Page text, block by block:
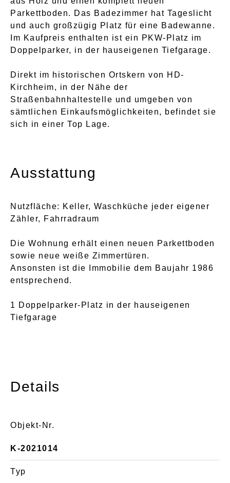
Parkettboden. Das Badezimmer hat Tageslicht
und auch großzügig Platz für eine Badewanne.
Im Kaufpreis enthalten ist ein PKW-Platz im
Doppelparker, in der hauseigenen Tiefgarage.
Direkt im historischen Ortskern von HD-
Kirchheim, in der Nähe der
Straßenbahnhaltestelle und umgeben von
sämtlichen Einkaufsmöglichkeiten, befindet sie
sich in einer Top Lage.
Ausstattung
Nutzfläche: Keller, Waschküche jeder eigener
Zähler, Fahrradraum
Die Wohnung erhält einen neuen Parkettboden
sowie neue weiße Zimmertüren.
Ansonsten ist die Immobilie dem Baujahr 1986
entsprechend.
1 Doppelparker-Platz in der hauseigenen
Tiefgarage
Details
Objekt-Nr.
K-2021014
Typ